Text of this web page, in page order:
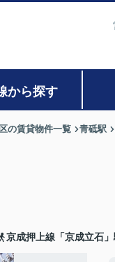
から探す
の賃貸物件一覧 青砥駅
京成押上線「京成立石